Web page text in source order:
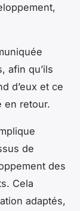
afin qu’ils
d’eux et ce
en retour.
de
des
Cela
adaptés,